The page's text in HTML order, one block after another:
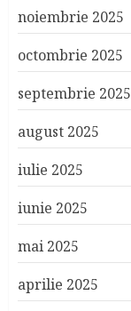
noiembrie 2025
octombrie 2025
septembrie 2025
august 2025
iulie 2025
iunie 2025
mai 2025
aprilie 2025